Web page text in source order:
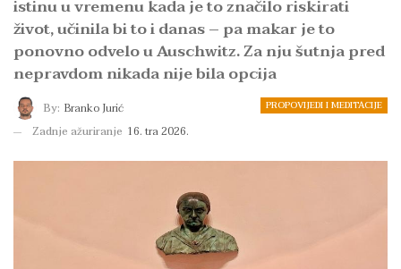
istinu u vremenu kada je to značilo riskirati
život, učinila bi to i danas – pa makar je to
ponovno odvelo u Auschwitz. Za nju šutnja pred
nepravdom nikada nije bila opcija
PROPOVIJEDI I MEDITACIJE
By: Branko Jurić
Zadnje ažuriranje 16. tra 2026.